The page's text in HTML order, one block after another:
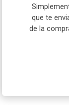
que te
de la